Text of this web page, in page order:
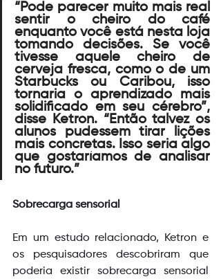
“Pode parecer muito mais real
sentir o cheiro do café
enquanto você está nesta loja
tomando decisões. Se você
tivesse aquele cheiro de
cerveja fresca, como o de um
Starbucks ou Caribou, isso
tornaria o aprendizado mais
solidificado em seu cérebro”,
disse Ketron. “Então talvez os
alunos pudessem tirar lições
mais concretas. Isso seria algo
que gostaríamos de analisar
no futuro.”
Sobrecarga sensorial
Em um estudo relacionado, Ketron e
os pesquisadores descobriram que
poderia existir sobrecarga sensorial